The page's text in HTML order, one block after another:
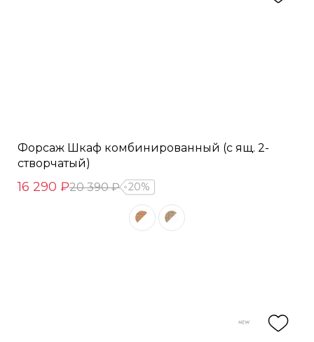
Форсаж Шкаф комбинированный (с ящ. 2-
створчатый)
16 290 ₽20 390 ₽ 20%